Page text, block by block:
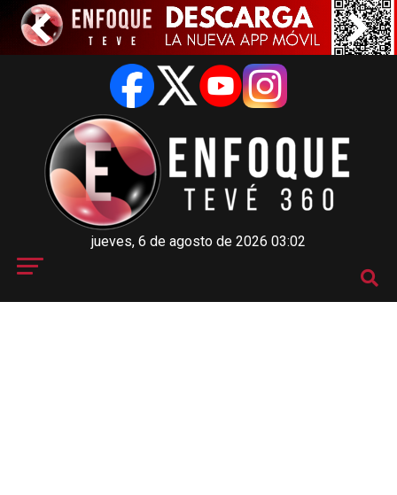
jueves, 6 de agosto de 2026 03:02